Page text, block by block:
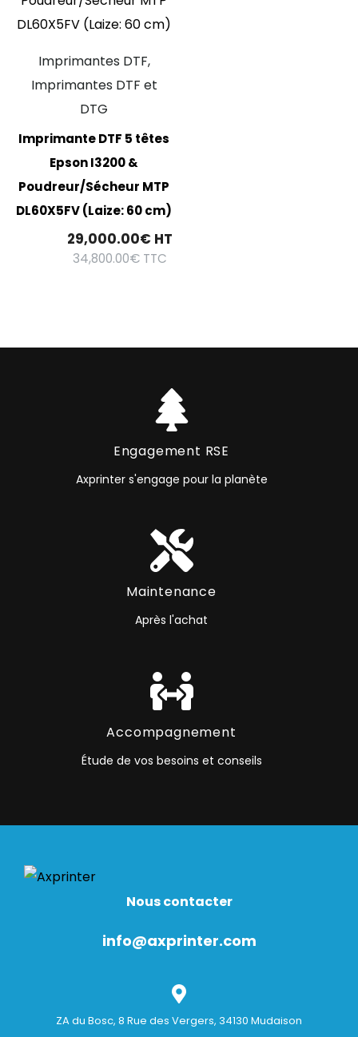
Imprimantes DTF,
Imprimantes DTF et
DTG
Imprimante DTF 5 têtes
Epson I3200 &
Poudreur/Sécheur MTP
DL60X5FV (Laize: 60 cm)
29,000.00€ HT
34,800.00€ TTC
Engagement RSE
Axprinter s'engage pour la planète
Maintenance
Après l'achat
Accompagnement
Étude de vos besoins et conseils
Nous contacter
info@axprinter.com
ZA du Bosc, 8 Rue des Vergers, 34130 Mudaison